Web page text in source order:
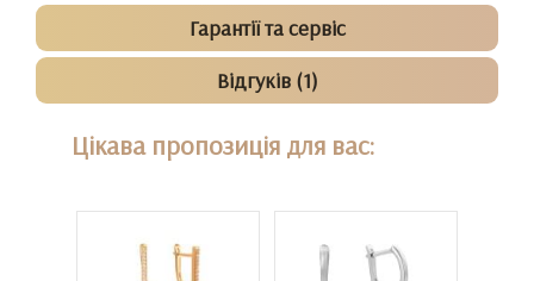
Гарантії та сервіс
Відгуків (1)
Цікава пропозиція для вас: